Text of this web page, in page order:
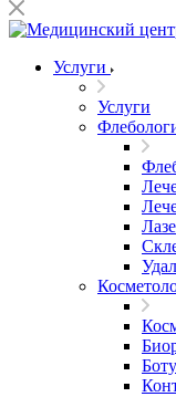
Услуги
Услуги